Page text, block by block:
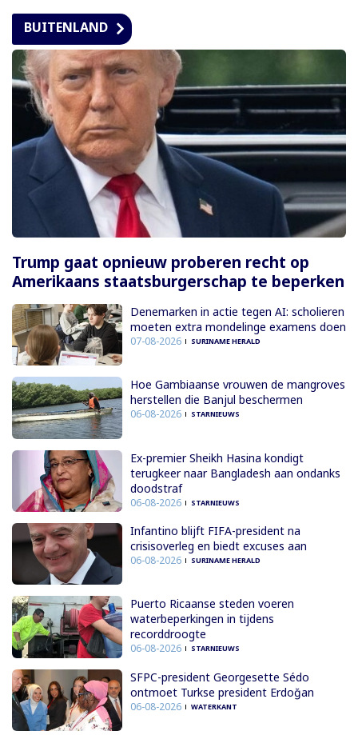
BUITENLAND
Trump gaat opnieuw proberen recht op
Amerikaans staatsburgerschap te beperken
Denemarken in actie tegen AI: scholieren
moeten extra mondelinge examens doen
07-08-2026 SURINAME HERALD
Hoe Gambiaanse vrouwen de mangroves
herstellen die Banjul beschermen
06-08-2026 STARNIEUWS
Ex-premier Sheikh Hasina kondigt
terugkeer naar Bangladesh aan ondanks
doodstraf
06-08-2026 STARNIEUWS
Infantino blijft FIFA-president na
crisisoverleg en biedt excuses aan
06-08-2026 SURINAME HERALD
Puerto Ricaanse steden voeren
waterbeperkingen in tijdens
recorddroogte
06-08-2026 STARNIEUWS
SFPC-president Georgesette Sédo
ontmoet Turkse president Erdoğan
06-08-2026 WATERKANT